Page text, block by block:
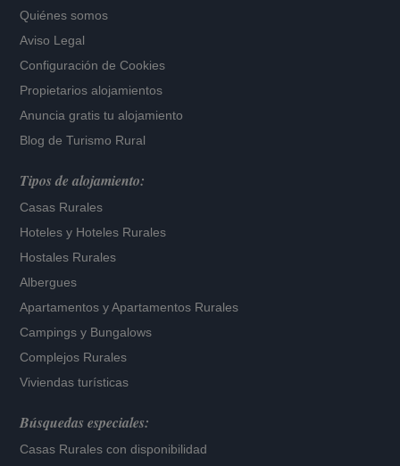
Quiénes somos
Aviso Legal
Configuración de Cookies
Propietarios alojamientos
Anuncia gratis tu alojamiento
Blog de Turismo Rural
Tipos de alojamiento:
Casas Rurales
Hoteles y Hoteles Rurales
Hostales Rurales
Albergues
Apartamentos yApartamentos Rurales
Campings y Bungalows
Complejos Rurales
Viviendas turísticas
Búsquedas especiales:
Casas Rurales con disponibilidad